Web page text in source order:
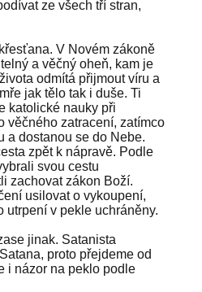
ze všech tří stran,
V Novém zákoně
a věčný oheň, kam je
odmítá přijmout víru a
jak tělo tak i duše. Ti
katolické nauky při
věčného zatracení, zatímco
a dostanou se do Nebe.
zpět k nápravě. Podle
svou cestu
zachovat zákon Boží.
usilovat o vykoupení,
utrpení v pekle uchráněny.
jinak. Satanista
proto přejdeme od
i názor na peklo podle